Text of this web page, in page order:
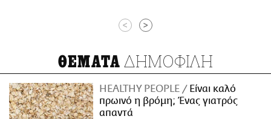
< >
ΘΕΜΑΤΑ ΔΗΜΟΦΙΛΗ
HEALTHY PEOPLE
Είναι καλό
πρωινό η βρόμη; Ένας γιατρός
απαντά